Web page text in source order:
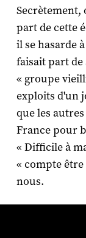
Secrètement,
part de cette
il se hasarde
faisait part de
« groupe
exploits d'un
que les
France pour
« Difficile à
« compte
nous.